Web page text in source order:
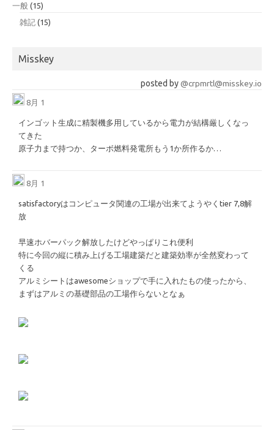
一般 (15)
雑記 (15)
Misskey
posted by@crpmrtl@misskey.io
8月 1
インゴット生成に精製機多用しているから電力が結構厳しくなっ
てきた
原子力まで持つか、ターボ燃料発電所もう1か所作るか…
8月 1
satisfactoryはコンピュータ関連の工場が出来てようやくtier 7,8解
放
早速ホバーパック解放したけどやっぱりこれ便利
特に今回の縦に積み上げる工場建築だと建築効率が全然変わって
くる
アルミシートはawesomeショップで手に入れたもの使ったから、
まずはアルミの基礎部品の工場作らないとなぁ